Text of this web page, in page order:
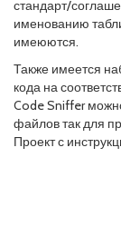
стандарт/
именованию
имеюются.
Также имеется
кода на
Code Sniffer
файлов так для
Проект с